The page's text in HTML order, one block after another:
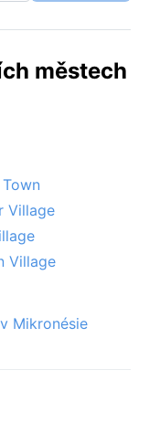
městech
Village
Village
Mikronésie